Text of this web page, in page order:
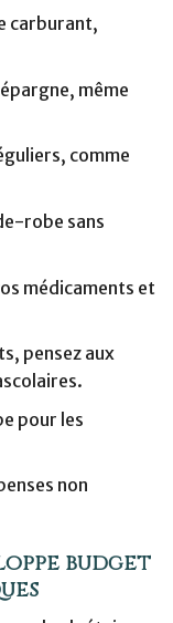
carburant,
même
comme
robe sans
médicaments et
pensez aux
pour les
non
budget